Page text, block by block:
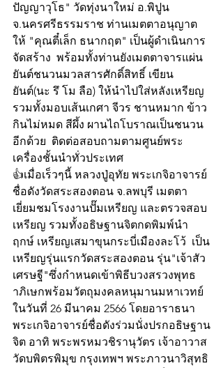
ปัญญาวุโธ" วัดทุ่งนาใหม่ อ.พิปูน
จ.นครศรีธรรมราช ท่านเมตตาอนุญาต
ให้ "คุณตี๋เล็ก ธนากฤต" เป็นผู้ดำเนินการ
จัดสร้าง  พร้อมทั้งท่านยังเมตตาจารแผ่น
ยันต์ชนวนมวลสารศักดิ์สิทธิ์ เขียน
ยันต์(นะ รึ โม ลือ) ให้นำไปใส่หลังเหรียญ
รวมทั้งมอบเส้นเกศา จีวร ชานหมาก ข้าว
กินไม่หมด สีผึ้ง ผานไถโบราณเป็นชนวน
อีกด้วย  ติดต่อสอบถามตามศูนย์พระ
เครื่องชั้นนำทั่วประเทศ
👍เมื่อเร็วๆนี้ หลวงปู่อุทัย พระเกจิอาจารย์
ชื่อดังวัดสระสองตอน จ.ลพบุรี เมตตา
เยี่ยมชมโรงงานปั๊มเหรียญ และตรวจสอบ
เหรียญ รวมทั้งอธิษฐานจิตกดพิมพ์นำ
ฤกษ์ เหรียญเสมาขุนกระบี่เมืองละโว้  เป็น
เหรียญรุ่นแรกวัดสระสองตอน รุ่น"เจ้าสัว
เศรษฐี"ซึ่งกำหนดเข้าพิธีบวงสรวงพุทธ
าภิเษกพร้อมวัตถุมงคลหนุมานมหาเวทย์
ในวันที่ 26 มีนาคม 2566 โดยอาราธนา
พระเกจิอาจารย์ชื่อดังร่วมนั่งปรกอธิษฐาน
จิต อาทิ พระพรหมวชิรานุวัตร เจ้าอาวาส
วัดบพิตรพิมุข กรุงเทพฯ พระภาวนาวิสุทธิ